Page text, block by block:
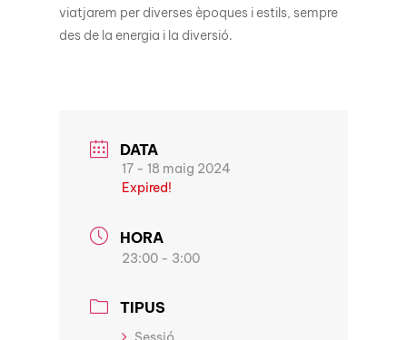
viatjarem per diverses èpoques i estils, sempre
des de la energia i la diversió.
DATA
17 - 18 maig 2024
Expired!
HORA
23:00 - 3:00
TIPUS